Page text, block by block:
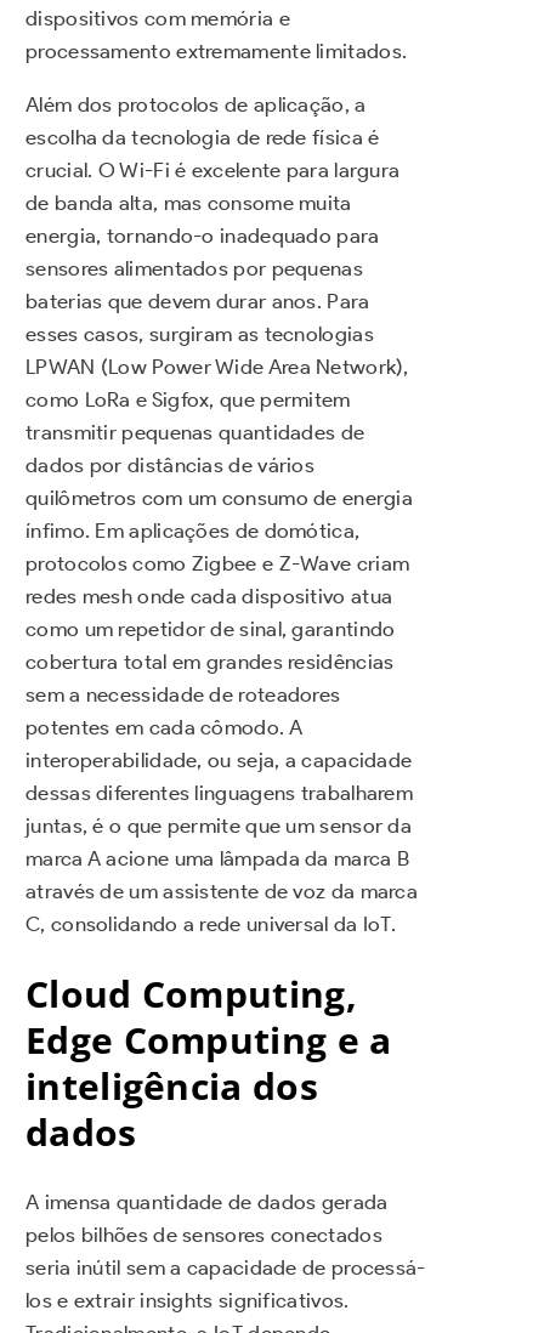
dispositivos com memória e
processamento extremamente limitados.
Além dos protocolos de aplicação, a
escolha da tecnologia de rede física é
crucial. O Wi-Fi é excelente para largura
de banda alta, mas consome muita
energia, tornando-o inadequado para
sensores alimentados por pequenas
baterias que devem durar anos. Para
esses casos, surgiram as tecnologias
LPWAN (Low Power Wide Area Network),
como LoRa e Sigfox, que permitem
transmitir pequenas quantidades de
dados por distâncias de vários
quilômetros com um consumo de energia
ínfimo. Em aplicações de domótica,
protocolos como Zigbee e Z-Wave criam
redes mesh onde cada dispositivo atua
como um repetidor de sinal, garantindo
cobertura total em grandes residências
sem a necessidade de roteadores
potentes em cada cômodo. A
interoperabilidade, ou seja, a capacidade
dessas diferentes linguagens trabalharem
juntas, é o que permite que um sensor da
marca A acione uma lâmpada da marca B
através de um assistente de voz da marca
C, consolidando a rede universal da IoT.
Cloud Computing,
Edge Computing e a
inteligência dos
dados
A imensa quantidade de dados gerada
pelos bilhões de sensores conectados
seria inútil sem a capacidade de processá-
los e extrair insights significativos.